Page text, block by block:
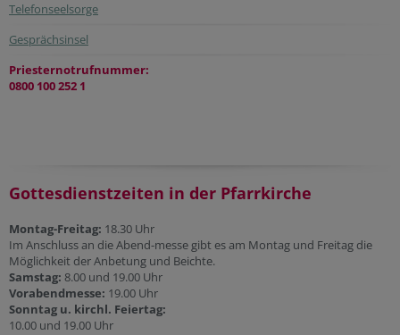
Telefonseelsorge
Gesprächsinsel
Priesternotrufnummer:
0800 100 252 1
Gottesdienstzeiten in der Pfarrkirche
Montag-Freitag: 18.30 Uhr
Im Anschluss an die Abend-messe gibt es am Montag und Freitag die
Möglichkeit der Anbetung und Beichte.
Samstag: 8.00 und 19.00 Uhr
Vorabendmesse: 19.00 Uhr
Sonntag u. kirchl. Feiertag:
10.00 und 19.00 Uhr